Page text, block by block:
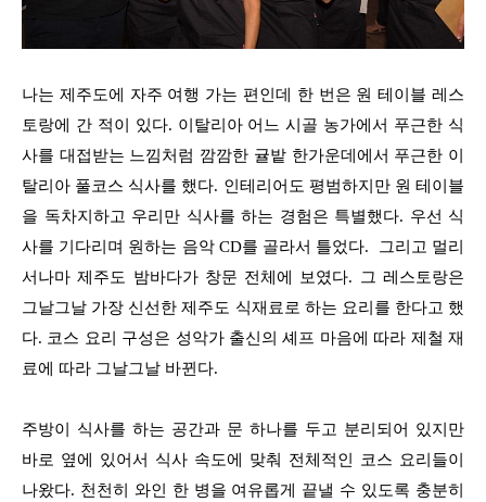
나는 제주도에 자주 여행 가는 편인데 한 번은 원 테이블 레스
토랑에 간 적이 있다. 이탈리아 어느 시골 농가에서 푸근한 식
사를 대접받는 느낌처럼 깜깜한 귤밭 한가운데에서 푸근한 이
탈리아 풀코스 식사를 했다. 인테리어도 평범하지만 원 테이블
을 독차지하고 우리만 식사를 하는 경험은 특별했다. 우선 식
사를 기다리며 원하는 음악 CD를 골라서 틀었다. 그리고 멀리
서나마 제주도 밤바다가 창문 전체에 보였다. 그 레스토랑은
그날그날 가장 신선한 제주도 식재료로 하는 요리를 한다고 했
다. 코스 요리 구성은 성악가 출신의 셰프 마음에 따라 제철 재
료에 따라 그날그날 바뀐다.
주방이 식사를 하는 공간과 문 하나를 두고 분리되어 있지만
바로 옆에 있어서 식사 속도에 맞춰 전체적인 코스 요리들이
나왔다. 천천히 와인 한 병을 여유롭게 끝낼 수 있도록 충분히